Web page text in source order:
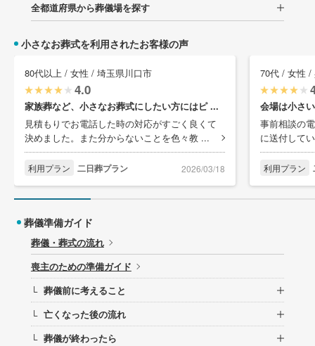
全都道府県から葬儀場を探す
小さなお葬式を利用されたお客様の声
80代以上 / 女性 / 埼玉県川口市
4.0
家族葬など、小さなお葬式にしたい方にはピ ...
見積もりでお電話した時の対応がすごく良くて
決めました。また分からないことを色々教 ...
利用プラン 二日葬プラン 2026/03/18
70代 / 女性 /
会場は小さ
事前相談の
に送付して
利用プラン
葬儀準備ガイド
葬儀・葬式の流れ
喪主のための準備ガイド
└ 葬儀前に考えること
└ 亡くなった後の流れ
└ 葬儀が終わったら